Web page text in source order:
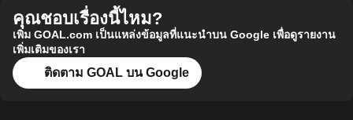
คุณชอบเรื่องนี้ไหม?
เพิ่ม GOAL.com เป็นแหล่งข้อมูลที่แนะนำบน Google เพื่อดูรายงาน
เพิ่มเติมของเรา
ติดตาม GOAL บน Google